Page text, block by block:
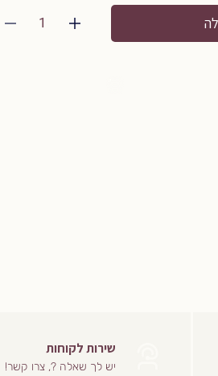
1
יש לך שאלה ?, צרו קשר!
שירות לקוחות